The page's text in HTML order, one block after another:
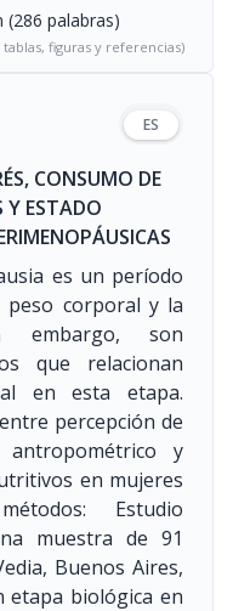
palabras)
figuras y referencias)
ES
CONSUMO DE
ESTADO
es un período
peso corporal y la
embargo, son
que relacionan
en esta etapa.
percepción de
y
en mujeres
Estudio
muestra de 91
Buenos Aires,
etapa biológica en